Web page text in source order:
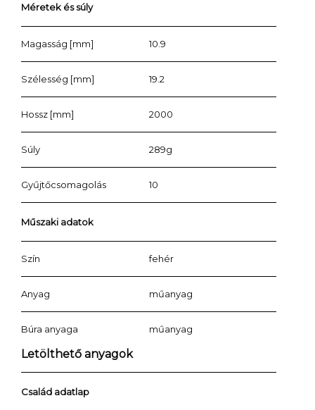
Méretek és súly
Magasság [mm] 10.9
Szélesség [mm] 19.2
Hossz [mm] 2000
Súly 289g
Gyűjtőcsomagolás 10
Műszaki adatok
Szín fehér
Anyag műanyag
Búra anyaga műanyag
Letölthető anyagok
Család adatlap